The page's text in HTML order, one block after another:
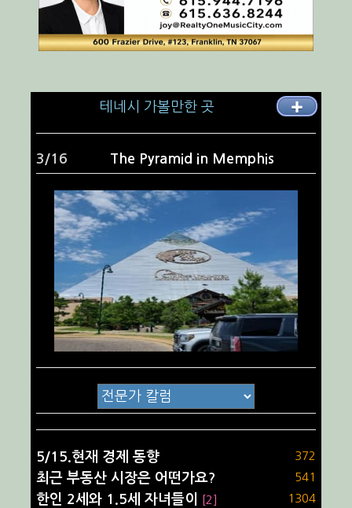
테네시 가볼만한 곳 ✚
4/16 Memorial Park - 헨더슨빌
5/15.현재 경제 동향 372
최근 부동산 시장은 어떤가요? 541
한인 2세와 1.5세 자녀들이 [2] 1304